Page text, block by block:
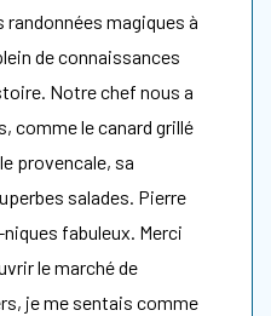
randonnées magiques à
de connaissances
Notre chef nous a
comme le canard grillé
provencale, sa
salades. Pierre
fabuleux. Merci
le marché de
je me sentais comme